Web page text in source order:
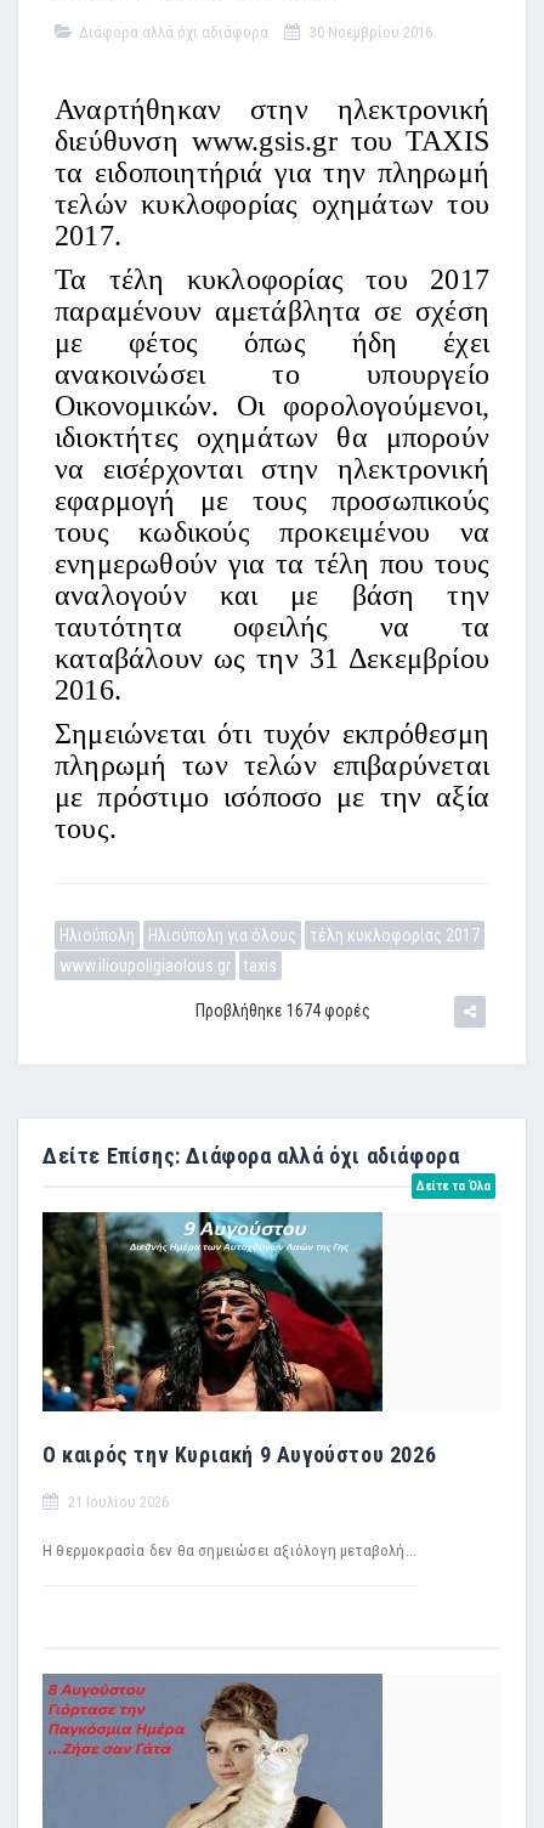
Διάφορα αλλά όχι αδιάφορα 30 Νοεμβρίου 2016
Αναρτήθηκαν στην ηλεκτρονική
διεύθυνση www.gsis.gr του TAXIS
τα ειδοποιητήριά για την πληρωμή
τελών κυκλοφορίας οχημάτων του
2017.
Τα τέλη κυκλοφορίας του 2017
παραμένουν αμετάβλητα σε σχέση
με φέτος όπως ήδη έχει
ανακοινώσει το υπουργείο
Οικονομικών. Οι φορολογούμενοι,
ιδιοκτήτες οχημάτων θα μπορούν
να εισέρχονται στην ηλεκτρονική
εφαρμογή με τους προσωπικούς
τους κωδικούς προκειμένου να
ενημερωθούν για τα τέλη που τους
αναλογούν και με βάση την
ταυτότητα οφειλής να τα
καταβάλουν ως την 31 Δεκεμβρίου
2016.
Σημειώνεται ότι τυχόν εκπρόθεσμη
πληρωμή των τελών επιβαρύνεται
με πρόστιμο ισόποσο με την αξία
τους.
Ηλιούπολη Ηλιούπολη για όλους
τέλη κυκλοφορίας 2017
www.ilioupoligiaolous.gr
taxis
Προβλήθηκε 1674 φορές
Δείτε Επίσης: Διάφορα αλλά όχι αδιάφορα
Δείτε τα Όλα
Ο καιρός την Κυριακή 9 Αυγούστου 2026
21 Ιουλίου 2026
Η θερμοκρασία δεν θα σημειώσει αξιόλογη μεταβολή...